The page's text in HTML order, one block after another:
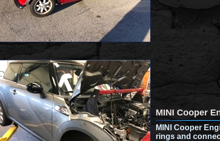
MINI Cooper
MINI Cooper
rings and